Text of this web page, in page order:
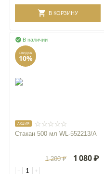
В КОРЗИНУ
В наличии

СКИДКА
10%
AКЦИЯ
Стакан 500 мл WL‑552213/A
+
−
1 200 ₽ 1 080₽